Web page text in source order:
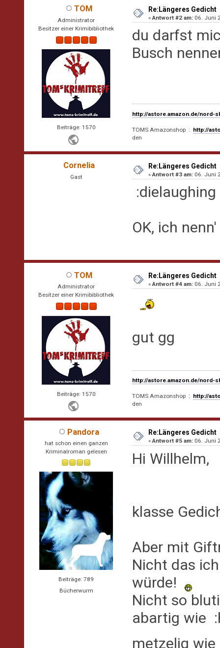
TOM
Administrator
Besitzer einer Krimibibliothek
Beiträge: 1570
Re:Längeres Gedicht
«Antwort #2 am: 06. Juni
du darfst
Busch
http://astore.amazon.de/nord-
TOMS Amazonshop : http://
den
Cornelia
Gast
Re:Längeres Gedicht
«Antwort #3 am: 06. Juni
:dielaughing
OK, ich
TOM
Administrator
Besitzer einer Krimibibliothek
Beiträge: 1570
Re:Längeres Gedicht
«Antwort #4 am: 06. Juni
gut gg
http://astore.amazon.de/nord-
TOMS Amazonshop : http://
den
Pandora
hat schon einen ganzen
Kriminalroman gelesen
Beiträge: 789
Bücherwurm
Re:Längeres Gedicht
«Antwort #5 am: 06. Juni
Hi Willhelm,
klasse
Aber mit
Nicht das
würde!
Nicht so
abartig wie
metzelig